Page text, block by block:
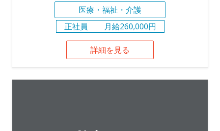
医療・福祉・介護
正社員
月給260,000円
詳細を見る